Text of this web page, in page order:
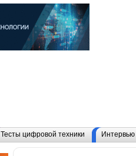
Тесты цифровой техники Интервью